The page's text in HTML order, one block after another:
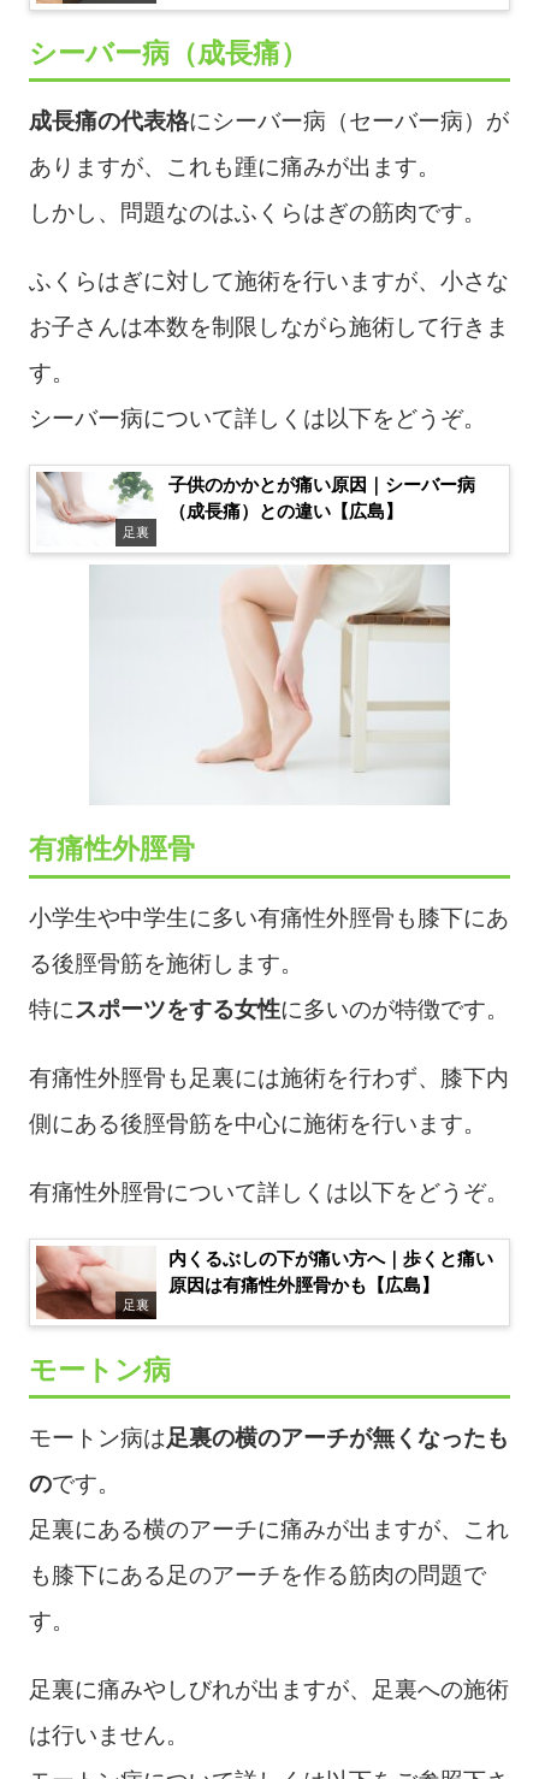
シーバー病（成長痛）
成長痛の代表格にシーバー病（セーバー病）が
ありますが、これも踵に痛みが出ます。
しかし、問題なのはふくらはぎの筋肉です。
ふくらはぎに対して施術を行いますが、小さな
お子さんは本数を制限しながら施術して行きま
す。
シーバー病について詳しくは以下をどうぞ。
足裏
子供のかかとが痛い原因｜シーバー病
（成長痛）との違い【広島】
有痛性外脛骨
小学生や中学生に多い有痛性外脛骨も膝下にあ
る後脛骨筋を施術します。
特に スポーツをする女性に多いのが特徴です。
有痛性外脛骨も足裏には施術を行わず、膝下内
側にある後脛骨筋を中心に施術を行います。
有痛性外脛骨について詳しくは以下をどうぞ。
足裏
内くるぶしの下が痛い方へ｜歩くと痛い
原因は有痛性外脛骨かも【広島】
モートン病
モートン病は足裏の横のアーチが無くなったも
のです。
足裏にある横のアーチに痛みが出ますが、これ
も膝下にある足のアーチを作る筋肉の問題で
す。
足裏に痛みやしびれが出ますが、足裏への施術
は行いません。